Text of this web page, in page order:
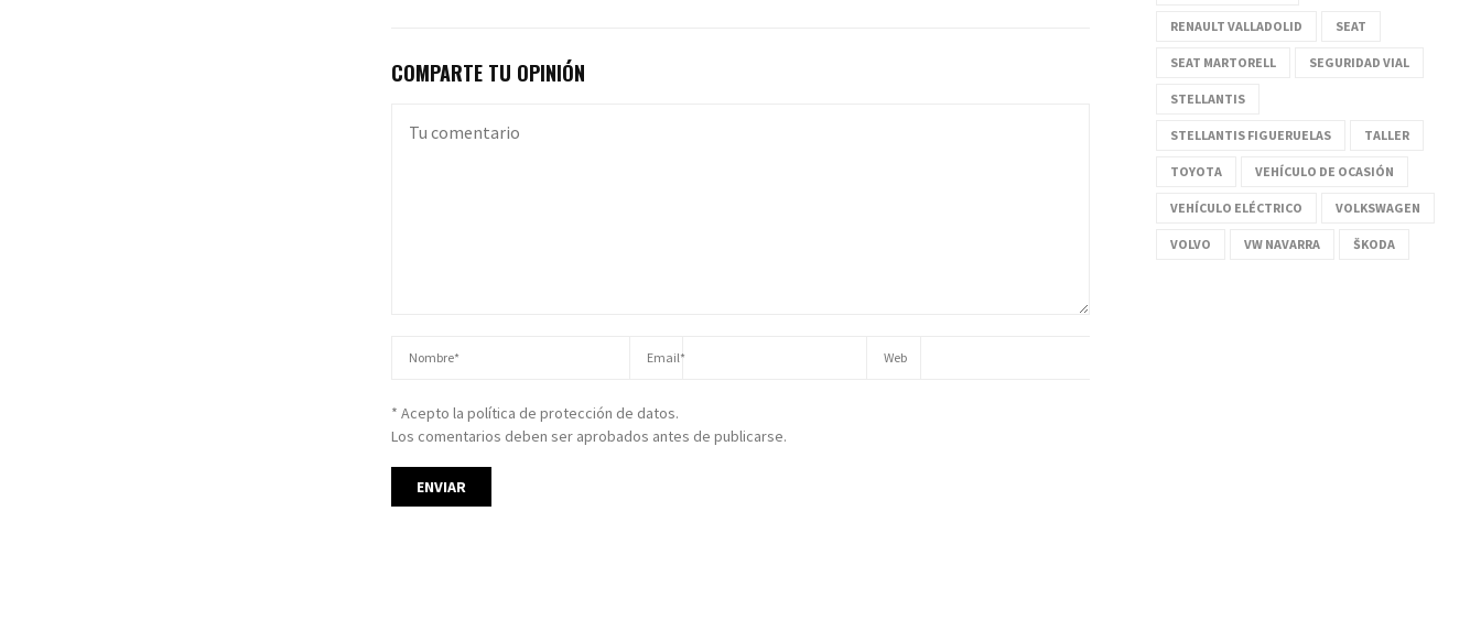
COMPARTE TU OPINIÓN
* Acepto la política de protección de datos.
Los comentarios deben ser aprobados antes de publicarse.
RENAULT VALLADOLID SEAT
SEAT MARTORELL SEGURIDAD VIAL
STELLANTIS
STELLANTIS FIGUERUELAS TALLER
TOYOTA VEHÍCULO DE OCASIÓN
VEHÍCULO ELÉCTRICO VOLKSWAGEN
VOLVO VW NAVARRA ŠKODA